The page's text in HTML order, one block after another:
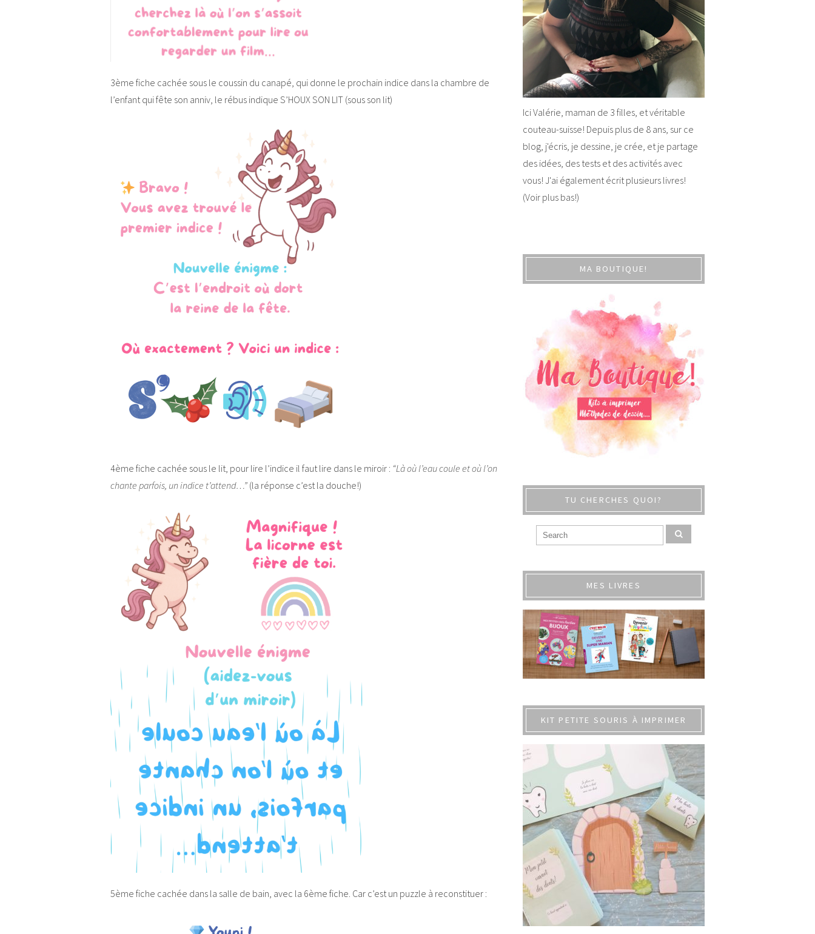
3ème fiche cachée sous le coussin du canapé, qui donne le prochain indice dans la chambre de
l’enfant qui fête son anniv, le rébus indique S’HOUX SON LIT (sous son lit)
4ème fiche cachée sous le lit, pour lire l’indice il faut lire dans le miroir : “Là où l’eau coule et où l’on
chante parfois, un indice t’attend…” (la réponse c’est la douche!)
5ème fiche cachée dans la salle de bain, avec la 6ème fiche. Car c’est un puzzle à reconstituer :
Ici Valérie, maman de 3 filles, et véritable
couteau-suisse! Depuis plus de 8 ans, sur ce
blog, j'écris, je dessine, je crée, et je partage
des idées, des tests et des activités avec
vous! J'ai également écrit plusieurs livres!
(Voir plus bas!)
MA BOUTIQUE!
TU CHERCHES QUOI?
MES LIVRES
KIT PETITE SOURIS À IMPRIMER